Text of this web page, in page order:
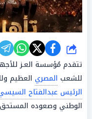
شارك
تتقدم مُؤسسة العـز
للشعب المصري العظيم
الرئيس عبدالفتاح
الوطني وصعوده المستحق